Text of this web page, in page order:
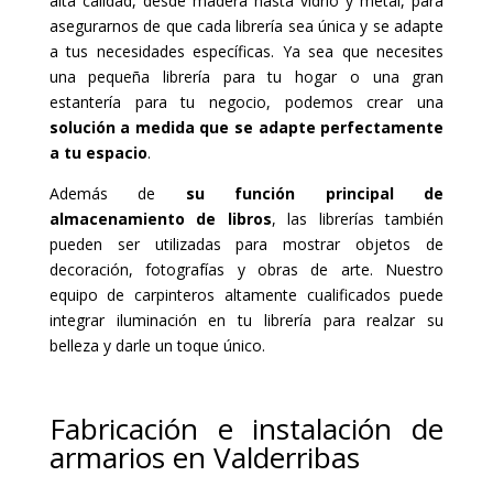
asegurarnos de que cada librería sea única y se adapte
a tus necesidades específicas. Ya sea que necesites
una pequeña librería para tu hogar o una gran
estantería para tu negocio, podemos crear una
solución a medida que se adapte perfectamente
a tu espacio.
Además de su función principal de
almacenamiento de libros, las librerías también
pueden ser utilizadas para mostrar objetos de
decoración, fotografías y obras de arte. Nuestro
equipo de carpinteros altamente cualificados puede
integrar iluminación en tu librería para realzar su
belleza y darle un toque único.
Fabricación e instalación de
armarios en Valderribas